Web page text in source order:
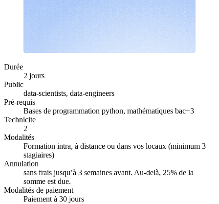
Durée
2 jours
Public
data-scientists, data-engineers
Pré-requis
Bases de programmation python, mathématiques bac+3
Technicite
2
Modalités
Formation intra, à distance ou dans vos locaux (minimum 3
stagiaires)
Annulation
sans frais jusqu’à 3 semaines avant. Au-delà, 25% de la
somme est due.
Modalités de paiement
Paiement à 30 jours